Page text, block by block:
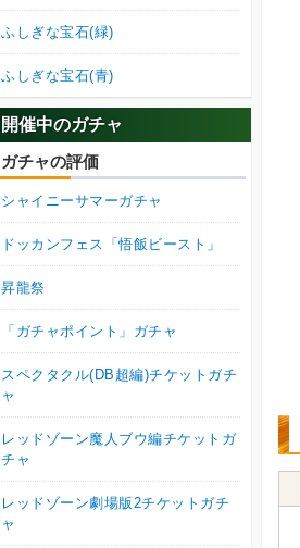
ふしぎな宝石(緑)
ふしぎな宝石(青)
開催中のガチャ
ガチャの評価
シャイニーサマーガチャ
ドッカンフェス「悟飯ビースト」
昇龍祭
「ガチャポイント」ガチャ
スペクタクル(DB超編)チケットガチ
ャ
レッドゾーン魔人ブウ編チケットガ
チャ
レッドゾーン劇場版2チケットガチ
ャ